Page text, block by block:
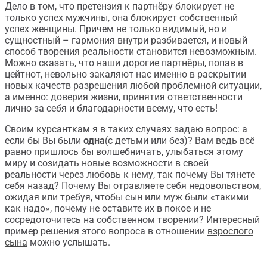
Дело в том, что претензия к партнёру блокирует не
только успех мужчины, она блокирует собственный
успех женщины. Причем не только видимый, но и
сущностный – гармония внутри разбивается, и новый
способ творения реальности становится невозможным.
Можно сказать, что наши дорогие партнёры, попав в
цейтнот, невольно закаляют нас именно в раскрытии
новых качеств разрешения любой проблемной ситуации,
а именно: доверия жизни, принятия ответственности
лично за себя и благодарности всему, что есть!
Своим курсанткам я в таких случаях задаю вопрос: а
если бы Вы были одна(с детьми или без)? Вам ведь всё
равно пришлось бы волшебничать, улыбаться этому
миру и созидать новые возможности в своей
реальности через любовь к нему, так почему Вы тянете
себя назад? Почему Вы отравляете себя недовольством,
ожидая или требуя, чтобы сын или муж были «такими
как надо», почему не оставите их в покое и не
сосредоточитесь на собственном творении? Интересный
пример решения этого вопроса в отношении взрослого
сына можно услышать.